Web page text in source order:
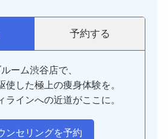
予約する
ーム渋谷店で、
使した極上の痩身体験を。
ラインへの近道がここに。
ンセリングを予約